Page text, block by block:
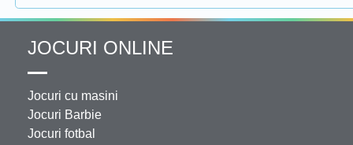
JOCURI ONLINE
Jocuri cu masini
Jocuri Barbie
Jocuri fotbal